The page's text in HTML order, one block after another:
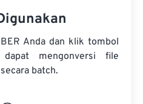
Anda dan klik tombol
mengonversi file
batch.